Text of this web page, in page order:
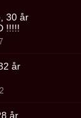
30 år
!!!!!
år
år